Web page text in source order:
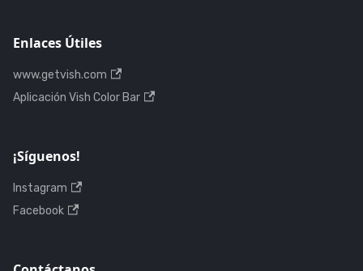
Enlaces Útiles
www.getvish.com
Aplicación Vish Color Bar
¡Síguenos!
Instagram
Facebook